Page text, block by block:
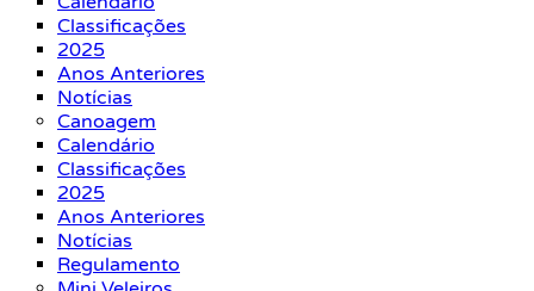
Classificações
2025
Anos Anteriores
Notícias
Canoagem
Calendário
Classificações
2025
Anos Anteriores
Notícias
Regulamento